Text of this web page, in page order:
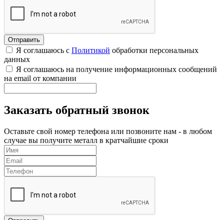
Я соглашаюсь с Политикой обработки персональных
данных
Я соглашаюсь на получение информационных сообщений
на email от компании
Заказать обратный звонок
Оставьте свой номер телефона или позвоните нам - в любом
случае вы получите металл в кратчайшие сроки